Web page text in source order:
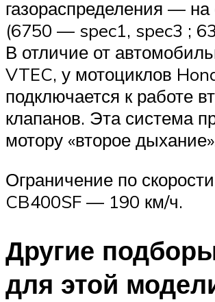
газораспределения — на
(6750 — spec1, spec3 ;
В отличие от
VTEC, у мотоциклов
подключается к работе
клапанов. Эта система
мотору «второе
Ограничение по
CB400SF — 190 км/ч.
Другие
для этой